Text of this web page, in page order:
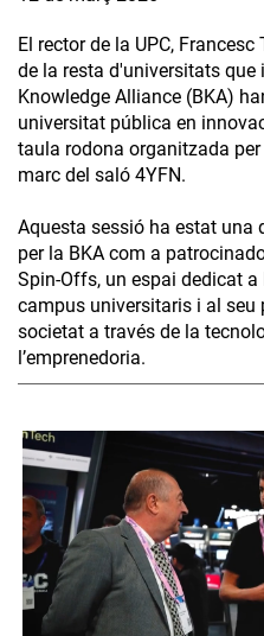
El rector de la UPC,
de la resta d'universitats que
Knowledge Alliance (BKA)
universitat pública en
taula rodona organitzada
marc del saló 4YFN.
Aquesta sessió ha estat una
per la BKA com a
Spin-Offs, un espai dedicat
campus universitaris i al
societat a través de la
l’emprenedoria.